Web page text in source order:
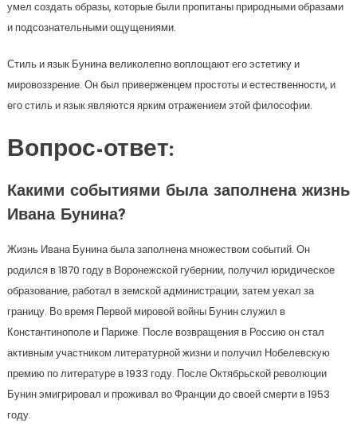
умел создать образы, которые были пропитаны природными образами
и подсознательными ощущениями.
Стиль и язык Бунина великолепно воплощают его эстетику и
мировоззрение. Он был приверженцем простоты и естественности, и
его стиль и язык являются ярким отражением этой философии.
Вопрос-ответ:
Какими событиями была заполнена жизнь
Ивана Бунина?
Жизнь Ивана Бунина была заполнена множеством событий. Он
родился в 1870 году в Воронежской губернии, получил юридическое
образование, работал в земской администрации, затем уехал за
границу. Во время Первой мировой войны Бунин служил в
Константинополе и Париже. После возвращения в Россию он стал
активным участником литературной жизни и получил Нобелевскую
премию по литературе в 1933 году. После Октябрьской революции
Бунин эмигрировал и проживал во Франции до своей смерти в 1953
году.